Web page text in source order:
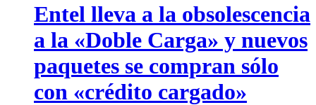
Entel lleva a la obsolescencia
a la «Doble Carga» y nuevos
paquetes se compran sólo
con «crédito cargado»